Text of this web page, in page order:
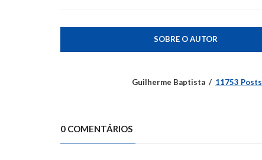
SOBRE O AUTOR
Guilherme Baptista 11753 Posts
0 COMENTÁRIOS